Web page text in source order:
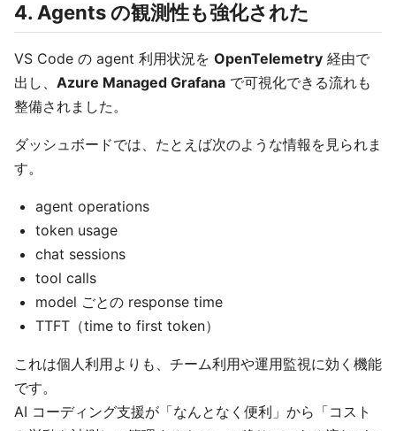
4. Agents の観測性も強化された
VS Code の agent 利用状況を OpenTelemetry 経由で
出し、 Azure Managed Grafana で可視化できる流れも
整備されました。
ダッシュボードでは、たとえば次のような情報を見られま
す。
agent operations
token usage
chat sessions
tool calls
model ごとの response time
TTFT（time to first token）
これは個人利用よりも、チーム利用や運用監視に効く機能
です。
AI コーディング支援が「なんとなく便利」から「コスト